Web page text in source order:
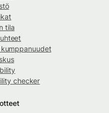
tila
checker